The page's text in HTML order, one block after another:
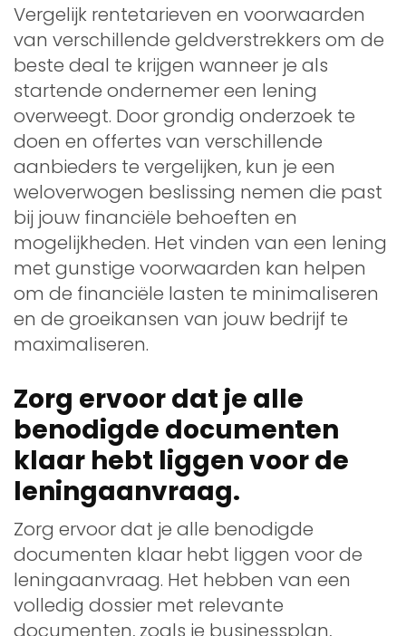
Vergelijk rentetarieven en voorwaarden
van verschillende geldverstrekkers om de
beste deal te krijgen wanneer je als
startende ondernemer een lening
overweegt. Door grondig onderzoek te
doen en offertes van verschillende
aanbieders te vergelijken, kun je een
weloverwogen beslissing nemen die past
bij jouw financiële behoeften en
mogelijkheden. Het vinden van een lening
met gunstige voorwaarden kan helpen
om de financiële lasten te minimaliseren
en de groeikansen van jouw bedrijf te
maximaliseren.
Zorg ervoor dat je alle
benodigde documenten
klaar hebt liggen voor de
leningaanvraag.
Zorg ervoor dat je alle benodigde
documenten klaar hebt liggen voor de
leningaanvraag. Het hebben van een
volledig dossier met relevante
documenten, zoals je businessplan,